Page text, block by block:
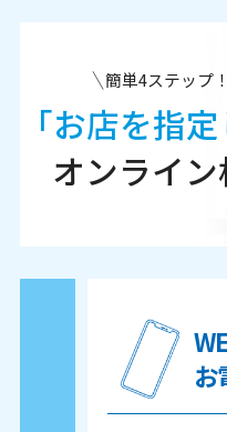
簡単4ステップ！
「お店を指定
オンライ
お